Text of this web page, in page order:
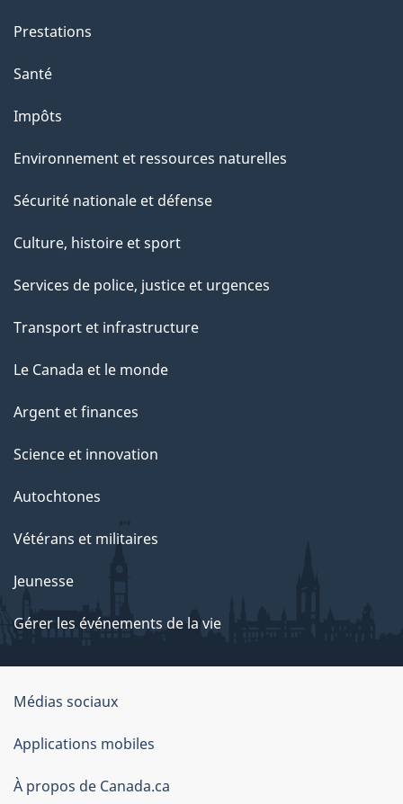
Prestations
Santé
Impôts
Environnement et ressources naturelles
Sécurité nationale et défense
Culture, histoire et sport
Services de police, justice et urgences
Transport et infrastructure
Le Canada et le monde
Argent et finances
Science et innovation
Autochtones
Vétérans et militaires
Jeunesse
Gérer les événements de la vie
Organisation
du
gouvernement
du
Médias sociaux
Applications mobiles
À propos de Canada.ca